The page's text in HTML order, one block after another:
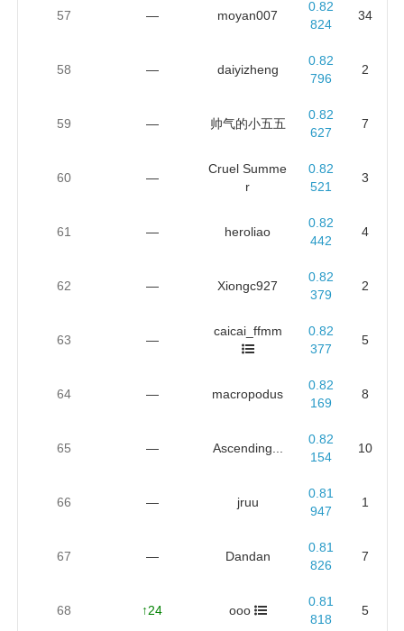
57 — moyan007
0.82
824
34
58 — daiyizheng
0.82
796
2
59 — 帅气的小五五
0.82
627
7
60 —
Cruel Summe
r
0.82
521
3
61 — heroliao
0.82
442
4
62 — Xiongc927
0.82
379
2
63 —
caicai_ffmm
0.82
377
5
64 — macropodus
0.82
169
8
65 — Ascending...
0.82
154
10
66 — jruu
0.81
947
1
67 — Dandan
0.81
826
7
68 ↑24 ooo
0.81
818
5